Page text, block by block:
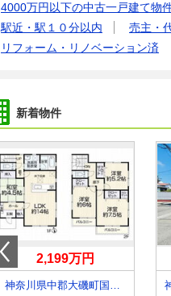
4000万円以下の中古一戸建て物
駅近・駅１０分以内
売主・
リフォーム・リノベーション済
新着物件
2,199万円
神奈川県中郡大磯町国府本郷